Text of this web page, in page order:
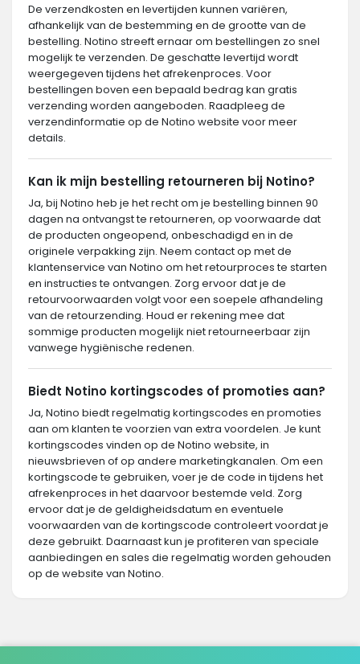
De verzendkosten en levertijden kunnen variëren,
afhankelijk van de bestemming en de grootte van de
bestelling. Notino streeft ernaar om bestellingen zo snel
mogelijk te verzenden. De geschatte levertijd wordt
weergegeven tijdens het afrekenproces. Voor
bestellingen boven een bepaald bedrag kan gratis
verzending worden aangeboden. Raadpleeg de
verzendinformatie op de Notino website voor meer
details.
Kan ik mijn bestelling retourneren bij Notino?
Ja, bij Notino heb je het recht om je bestelling binnen 90
dagen na ontvangst te retourneren, op voorwaarde dat
de producten ongeopend, onbeschadigd en in de
originele verpakking zijn. Neem contact op met de
klantenservice van Notino om het retourproces te starten
en instructies te ontvangen. Zorg ervoor dat je de
retourvoorwaarden volgt voor een soepele afhandeling
van de retourzending. Houd er rekening mee dat
sommige producten mogelijk niet retourneerbaar zijn
vanwege hygiënische redenen.
Biedt Notino kortingscodes of promoties aan?
Ja, Notino biedt regelmatig kortingscodes en promoties
aan om klanten te voorzien van extra voordelen. Je kunt
kortingscodes vinden op de Notino website, in
nieuwsbrieven of op andere marketingkanalen. Om een
kortingscode te gebruiken, voer je de code in tijdens het
afrekenproces in het daarvoor bestemde veld. Zorg
ervoor dat je de geldigheidsdatum en eventuele
voorwaarden van de kortingscode controleert voordat je
deze gebruikt. Daarnaast kun je profiteren van speciale
aanbiedingen en sales die regelmatig worden gehouden
op de website van Notino.